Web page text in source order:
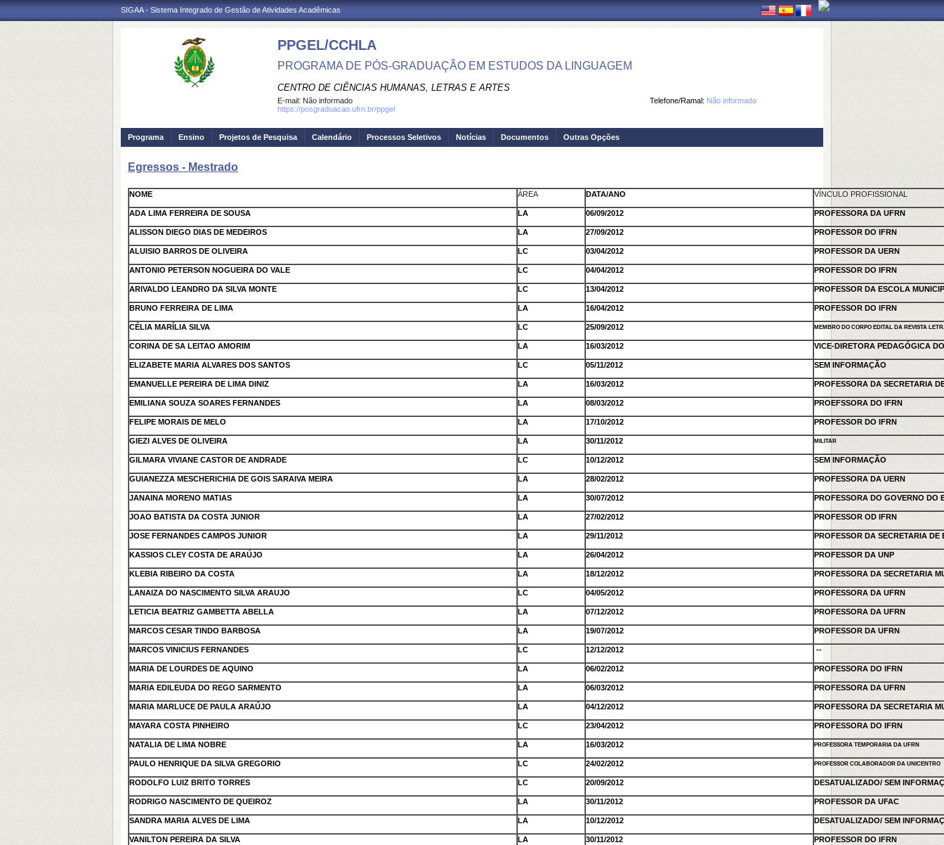
SIGAA - Sistema Integrado de Gestão de Atividades Acadêmicas
PPGEL/CCHLA
PROGRAMA DE PÓS-GRADUAÇÃO EM ESTUDOS DA LINGUAGEM
CENTRO DE CIÊNCIAS HUMANAS, LETRAS E ARTES
Telefone/Ramal: Não informado
E-mail: Não informado
https://posgraduacao.ufrn.br/ppgel
Programa Ensino Projetos de Pesquisa Calendário Processos Seletivos Notícias Documentos Outras Opções
Egressos - Mestrado
NOME ÁREA DATA/ANO VÍNCULO PROFISSIONAL
ADA LIMA FERREIRA DE SOUSA LA 06/09/2012 PROFESSORA DA UFRN
ALISSON DIEGO DIAS DE MEDEIROS LA 27/09/2012 PROFESSOR DO IFRN
ALUISIO BARROS DE OLIVEIRA LC 03/04/2012 PROFESSOR DA UERN
ANTONIO PETERSON NOGUEIRA DO VALE LC 04/04/2012 PROFESSOR DO IFRN
ARIVALDO LEANDRO DA SILVA MONTE LC 13/04/2012 PROFESSOR DA ESCOLA
BRUNO FERREIRA DE LIMA LA 16/04/2012 PROFESSOR DO IFRN
CÉLIA MARÍLIA SILVA LC 25/09/2012 MEMBRO DO CORPO EDITAL DA REVISTA
CORINA DE SA LEITAO AMORIM LA 16/03/2012 VICE-DIRETORA PEDAGÓGICA
ELIZABETE MARIA ALVARES DOS SANTOS LC 05/11/2012 SEM INFORMAÇÃO
EMANUELLE PEREIRA DE LIMA DINIZ LA 16/03/2012 PROFESSORA DA SECRETARIA
EMILIANA SOUZA SOARES FERNANDES LA 08/03/2012 PROEFSSORA DO IFRN
FELIPE MORAIS DE MELO LA 17/10/2012 PROFESSOR DO IFRN
GIEZI ALVES DE OLIVEIRA LA 30/11/2012 MILITAR
GILMARA VIVIANE CASTOR DE ANDRADE LC 10/12/2012 SEM INFORMAÇÃO
GUIANEZZA MESCHERICHIA DE GOIS SARAIVA MEIRA LA 28/02/2012 PROFESSORA DA UERN
JANAINA MORENO MATIAS LA 30/07/2012 PROFESSORA DO GOVERNO DO
JOAO BATISTA DA COSTA JUNIOR LA 27/02/2012 PROFESSOR OD IFRN
JOSE FERNANDES CAMPOS JUNIOR LA 29/11/2012 PROFESSOR DA SECRETARIA
KASSIOS CLEY COSTA DE ARAÚJO LA 26/04/2012 PROFESSOR DA UNP
KLEBIA RIBEIRO DA COSTA LA 18/12/2012 PROFESSORA DA SECRETARIA
LANAIZA DO NASCIMENTO SILVA ARAUJO LC 04/05/2012 PROFESSORA DA UFRN
LETICIA BEATRIZ GAMBETTA ABELLA LA 07/12/2012 PROFESSORA DA UFRN
MARCOS CESAR TINDO BARBOSA LA 19/07/2012 PROFESSOR DA UFRN
MARCOS VINICIUS FERNANDES LC 12/12/2012 --
MARIA DE LOURDES DE AQUINO LA 06/02/2012 PROFESSORA DO IFRN
MARIA EDILEUDA DO REGO SARMENTO LA 06/03/2012 PROFESSORA DA UFRN
MARIA MARLUCE DE PAULA ARAÚJO LA 04/12/2012 PROFESSORA DA SECRETARIA
MAYARA COSTA PINHEIRO LC 23/04/2012 PROFESSORA DO IFRN
NATALIA DE LIMA NOBRE LA 16/03/2012 PROFESSORA TEMPORARIA DA UFRN
PAULO HENRIQUE DA SILVA GREGORIO LC 24/02/2012 PROFESSOR COLABORADOR DA UNICENTRO
RODOLFO LUIZ BRITO TORRES LC 20/09/2012 DESATUALIZADO/ SEM
RODRIGO NASCIMENTO DE QUEIROZ LA 30/11/2012 PROFESSOR DA UFAC
SANDRA MARIA ALVES DE LIMA LA 10/12/2012 DESATUALIZADO/ SEM
VANILTON PEREIRA DA SILVA LA 30/11/2012 PROFESSOR DO IFRN